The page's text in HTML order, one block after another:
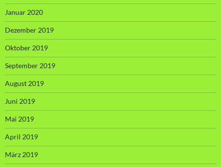
Januar 2020
Dezember 2019
Oktober 2019
September 2019
August 2019
Juni 2019
Mai 2019
April 2019
März 2019